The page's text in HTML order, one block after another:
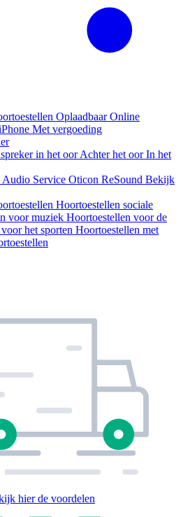
OplaadbaarOnline
Met vergoeding
in het oorAchter het oorIn het
Audio Service Oticon ReSound Bekijk
Hoortoestellen sociale
voor muziek Hoortoestellen voor de
het sporten Hoortoestellen met
hier de voordelen